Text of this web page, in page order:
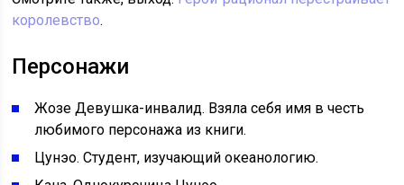
королевство.
Персонажи
Жозе Девушка-инвалид. Взяла себя имя в честь
любимого персонажа из книги.
Цунэо. Студент, изучающий океанологию.